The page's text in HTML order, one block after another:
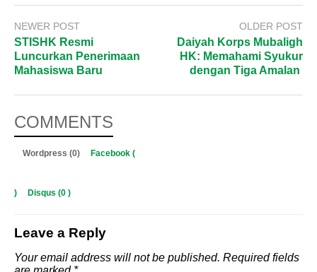
NEWER POST
STISHK Resmi
Luncurkan Penerimaan
Mahasiswa Baru
OLDER POST
Daiyah Korps Mubaligh
HK: Memahami Syukur
dengan Tiga Amalan
COMMENTS
Wordpress (0) Facebook (
) Disqus (0 )
Leave a Reply
Your email address will not be published. Required fields